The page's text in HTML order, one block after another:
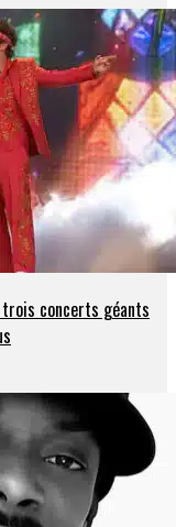
trois concerts géants